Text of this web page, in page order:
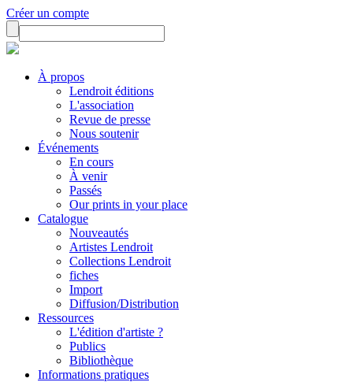
Créer un compte
À propos
Lendroit éditions
L'association
Revue de presse
Nous soutenir
Événements
En cours
À venir
Passés
Our prints in your place
Catalogue
Nouveautés
Artistes Lendroit
Collections Lendroit
fiches
Import
Diffusion/Distribution
Ressources
L'édition d'artiste ?
Publics
Bibliothèque
Informations pratiques